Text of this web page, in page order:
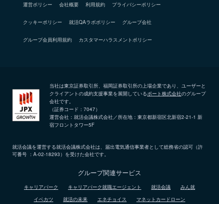
運営ポリシー 会社概要 利用規約 プライバシーポリシー
クッキーポリシー 就活QAラボポリシー グループ会社
グループ会員利用規約 カスタマーハラスメントポリシー
当社は東京証券取引所、福岡証券取引所の上場企業であり、ユーザーと
クライアントの成約支援事業を展開しているポート株式会社のグループ
会社です。
（証券コード：7047）
運営会社：就活会議株式会社／所在地：東京都新宿区北新宿2-21-1 新
宿フロントタワー5F
就活会議を運営する就活会議株式会社は、届出電気通信事業者として総務省の認可（許
可番号 ：A-02-18293）を受けた会社です。